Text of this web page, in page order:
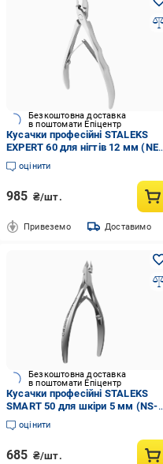
Безкоштовна доставка
в поштомати Епіцентр
Кусачки професійні STALEKS
EXPERT 60 для нігтів 12 мм (NE-
60-12
оцінити
985 ₴/шт.
Привеземо Доставимо
Безкоштовна доставка
в поштомати Епіцентр
Кусачки професійні STALEKS
SMART 50 для шкіри 5 мм (NS-
50-5)
оцінити
685 ₴/шт.